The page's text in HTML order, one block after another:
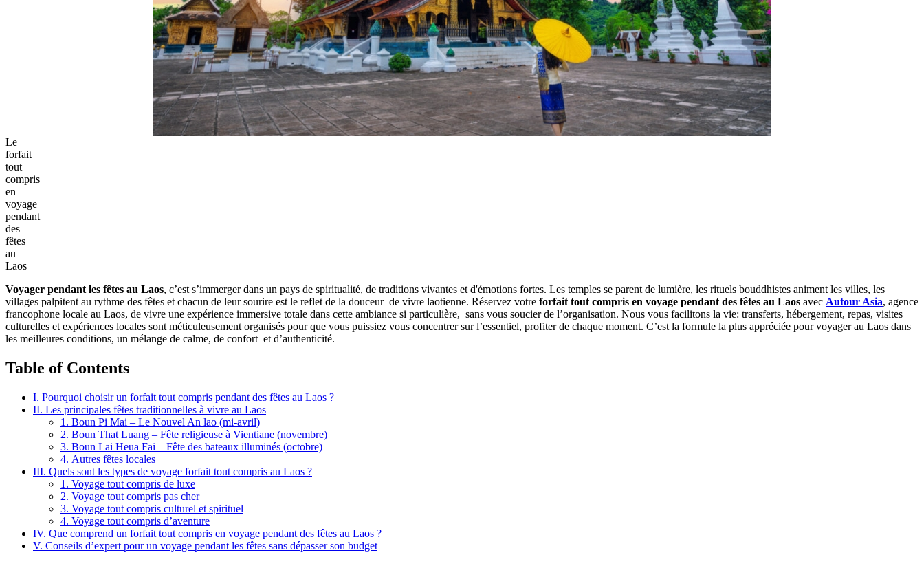
Le
forfait
tout
compris
en
voyage
pendant
des
fêtes
au
Laos
Voyager pendant les fêtes au Laos, c’est s’immerger dans un pays de spiritualité, de traditions vivantes et d'émotions fortes. Les temples se parent de lumière, les rituels bouddhistes animent les villes, les
villages palpitent au rythme des fêtes et chacun de leur sourire est le reflet de la douceur de vivre laotienne. Réservez votre forfait tout compris en voyage pendant des fêtes au Laos avec Autour Asia, agence
francophone locale au Laos, de vivre une expérience immersive totale dans cette ambiance si particulière, sans vous soucier de l’organisation. Nous vous facilitons la vie: transferts, hébergement, repas, visites
culturelles et expériences locales sont méticuleusement organisés pour que vous puissiez vous concentrer sur l’essentiel, profiter de chaque moment. C’est la formule la plus appréciée pour voyager au Laos dans
les meilleures conditions, un mélange de calme, de confort et d’authenticité.
Table of Contents
I. Pourquoi choisir un forfait tout compris pendant des fêtes au Laos ?
II. Les principales fêtes traditionnelles à vivre au Laos
1. Boun Pi Mai – Le Nouvel An lao (mi-avril)
2. Boun That Luang – Fête religieuse à Vientiane (novembre)
3. Boun Lai Heua Fai – Fête des bateaux illuminés (octobre)
4. Autres fêtes locales
III. Quels sont les types de voyage forfait tout compris au Laos ?
1. Voyage tout compris de luxe
2. Voyage tout compris pas cher
3. Voyage tout compris culturel et spirituel
4. Voyage tout compris d’aventure
IV. Que comprend un forfait tout compris en voyage pendant des fêtes au Laos ?
V. Conseils d’expert pour un voyage pendant les fêtes sans dépasser son budget